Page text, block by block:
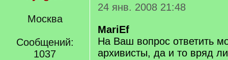
Москва
Сообщений:
1037
24 янв. 2008 21:48
MariEf
На Ваш вопрос ответить
архивисты, да и то вряд